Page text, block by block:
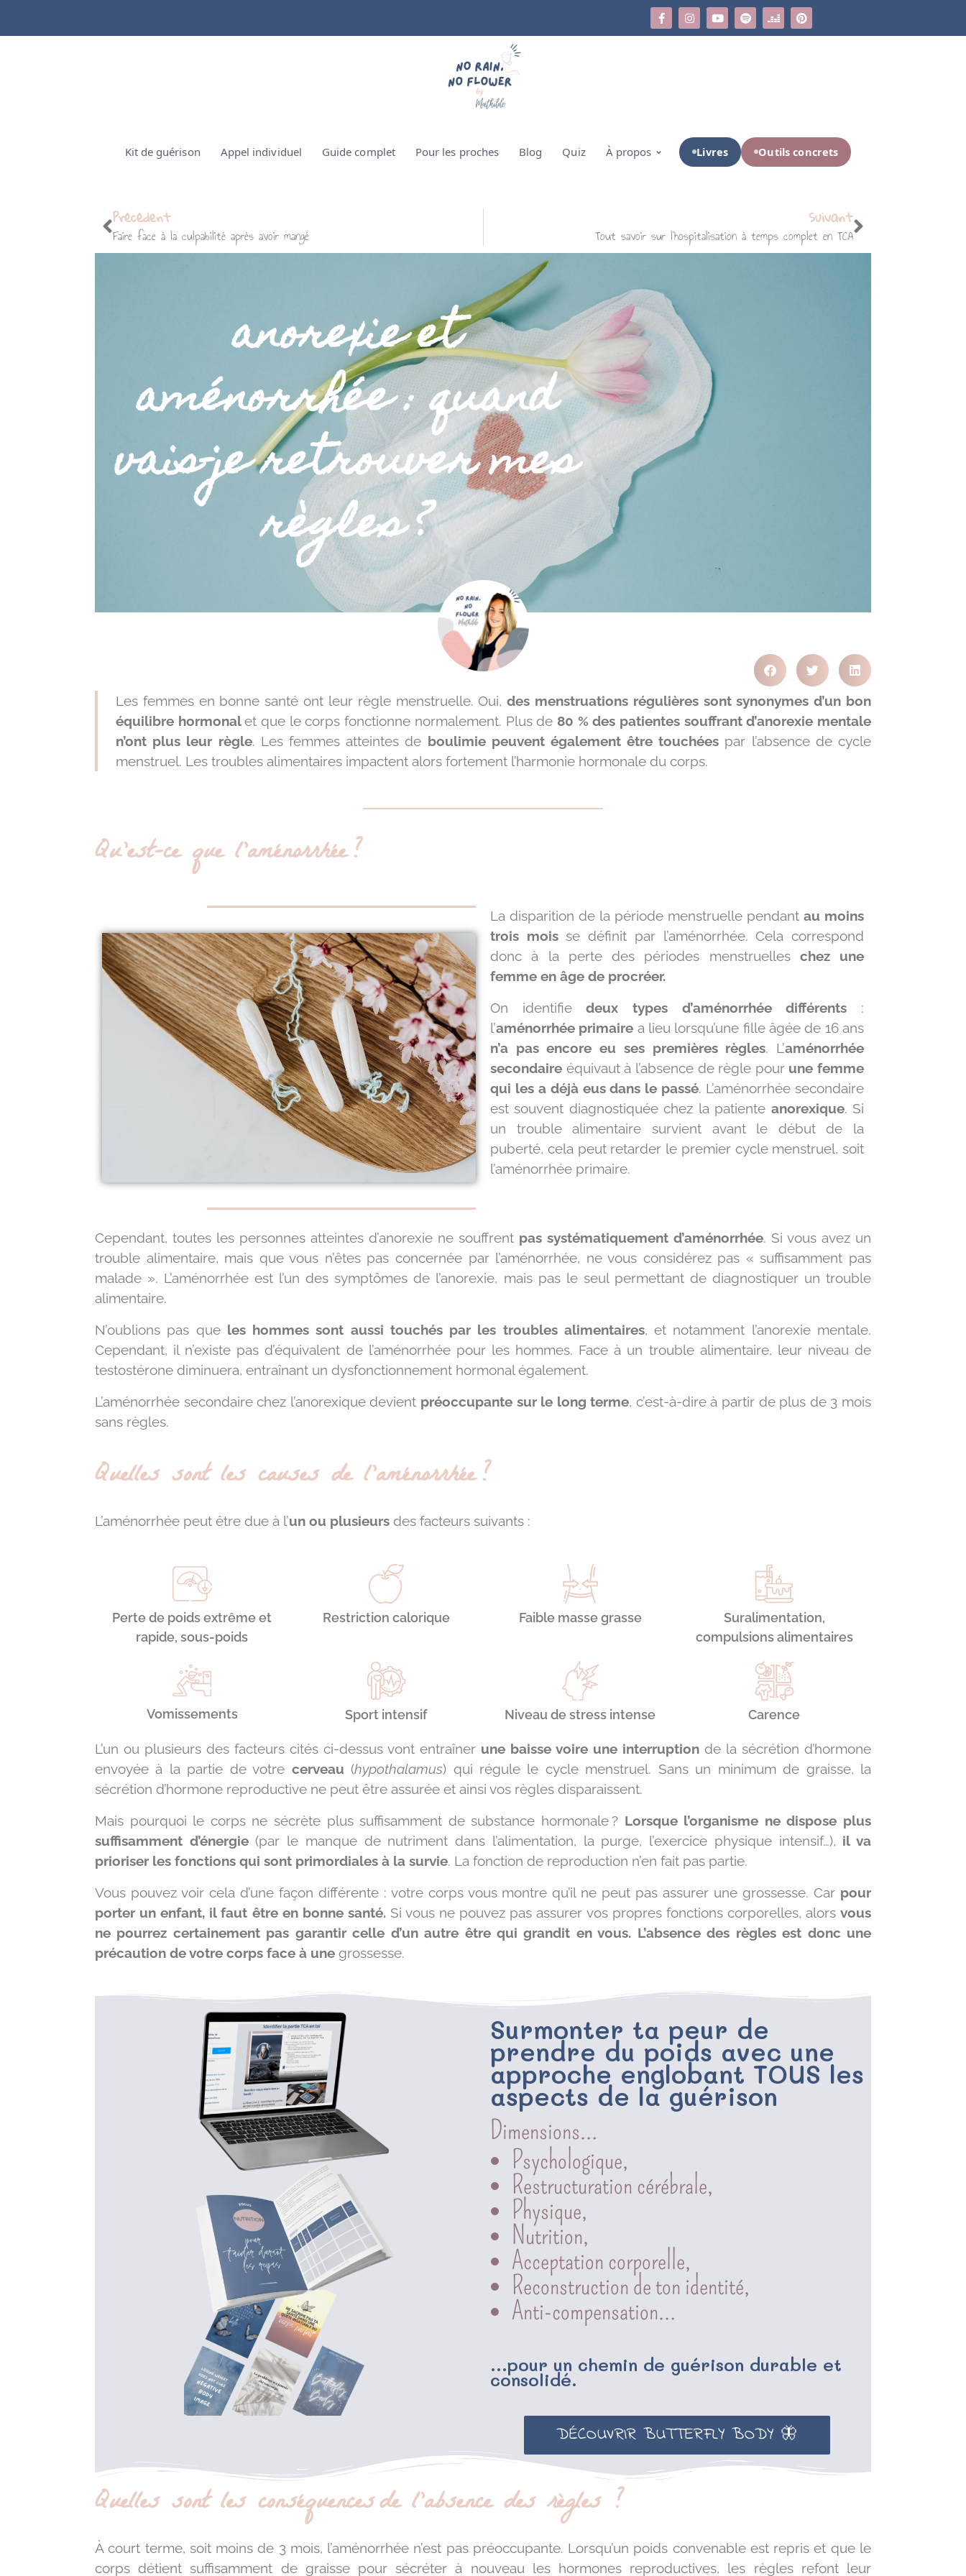
Kit de guérison Appel individuel Guide complet Pour les proches Blog Quiz À propos Livres Outils concrets
Précédent
Faire face à la culpabilité après avoir mangé
Suivant
Tout savoir sur l’hospitalisation à temps complet en TCA
anorexie et
aménorrhée : quand
vais-je retrouver mes
règles ?
Les femmes en bonne santé ont leur règle menstruelle. Oui,des menstruations régulières sont synonymes d’un bon
équilibre hormonalet que le corps fonctionne normalement. Plus de 80 % des patientes souffrant d’anorexie mentale
n’ont plus leur règle. Les femmes atteintes de boulimie peuvent également être touchées par l’absence de cycle
menstruel. Les troubles alimentaires impactent alors fortement l’harmonie hormonale du corps.
Qu’est-ce que l’aménorrhée ?
La disparition de la période menstruelle pendant au moins
trois moisse définit par l’aménorrhée. Cela correspond
donc à la perte des périodes menstruelles chez une
femme en âge de procréer.
On identifiedeux types d’aménorrhée différents :
l’aménorrhée primaire a lieu lorsqu’une fille âgée de 16 ans
n’a pas encore eu ses premières règles. L’aménorrhée
secondaire équivaut à l’absence de règle pour une femme
qui les a déjà eus dans le passé. L’aménorrhée secondaire
est souvent diagnostiquée chez la patiente anorexique. Si
un trouble alimentaire survient avant le début de la
puberté, cela peut retarder le premier cycle menstruel, soit
l’aménorrhée primaire.
Cependant, toutes les personnes atteintes d’anorexie ne souffrent pas systématiquement d’aménorrhée. Si vous avez un
trouble alimentaire, mais que vous n’êtes pas concernée par l’aménorrhée, ne vous considérez pas « suffisamment pas
malade ». L’aménorrhée est l’un des symptômes de l’anorexie, mais pas le seul permettant de diagnostiquer un trouble
alimentaire.
N’oublions pas que les hommes sont aussi touchés par les troubles alimentaires, et notamment l’anorexie mentale.
Cependant, il n’existe pas d’équivalent de l’aménorrhée pour les hommes. Face à un trouble alimentaire, leur niveau de
testostérone diminuera, entraînant un dysfonctionnement hormonal également.
L’aménorrhée secondaire chez l’anorexique devient préoccupante sur le long terme, c’est-à-dire à partir de plus de 3 mois
sans règles.
Quelles sont les causes de l’aménorrhée ?
L’aménorrhée peut être due à l’un ou plusieurs des facteurs suivants :
Perte de poids extrême et
rapide, sous-poids
Restriction calorique Faible masse grasse
Suralimentation,
compulsions alimentaires
Vomissements Sport intensif Niveau de stress intense Carence
L’un ou plusieurs des facteurs cités ci-dessus vont entraîner une baisse voire une interruption de la sécrétion d’hormone
envoyée à la partie de votre cerveau (hypothalamus) qui régule le cycle menstruel. Sans un minimum de graisse, la
sécrétion d’hormone reproductive ne peut être assurée et ainsi vos règles disparaissent.
Mais pourquoi le corps ne sécrète plus suffisamment de substance hormonale ? Lorsque l’organisme ne dispose plus
suffisamment d’énergie(par le manque de nutriment dans l’alimentation, la purge, l’exercice physique intensif…), il va
prioriser les fonctions qui sont primordiales à la survie. La fonction de reproduction n’en fait pas partie.
Vous pouvez voir cela d’une façon différente : votre corps vous montre qu’il ne peut pas assurer une grossesse. Car pour
porter un enfant, il faut être en bonne santé.Si vous ne pouvez pas assurer vos propres fonctions corporelles, alorsvous
ne pourrez certainement pas garantir celle d’un autre être qui grandit en vous. L’absence des règles est donc une
précaution de votre corps face à une grossesse.
Surmonter ta peur de
prendre du poids avec une
approche englobant TOUS les
aspects de la guérison
Dimensions…
Psychologique,
Restructuration cérébrale,
Physique,
Nutrition,
Acceptation corporelle,
Reconstruction de ton identité,
Anti-compensation…
...pour un chemin de guérison durable et
consolidé.
DÉCOUVRIR BUTTERFLY BODY 🦋
Quelles sont les conséquences de l'absence des règles ?
À court terme, soit moins de 3 mois, l’aménorrhée n’est pas préoccupante. Lorsqu’un poids convenable est repris et que le
corps détient suffisamment de graisse pour sécréter à nouveau les hormones reproductives, les règles refont leur